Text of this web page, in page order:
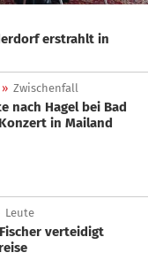
» Zwischenfall
nach Hagel bei Bad
in Mailand
Leute
verteidigt